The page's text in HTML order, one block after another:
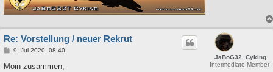
JaBoG32_Cyking
Intermediate Member
Re: Vorstellung / neuer Rekrut
B
i
9. Jul 2020, 08:40
Moin zusammen,